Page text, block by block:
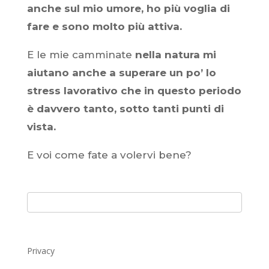
anche sul mio umore, ho più voglia di
fare e sono molto più attiva.
E le mie camminate nella natura mi
aiutano anche a superare un po’ lo
stress lavorativo che in questo periodo
è davvero tanto, sotto tanti punti di
vista.
E voi come fate a volervi bene?
Privacy